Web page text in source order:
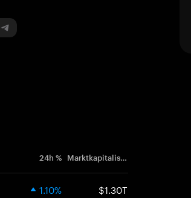
24h % Marktkapitalisierung
1.10% $1.30T